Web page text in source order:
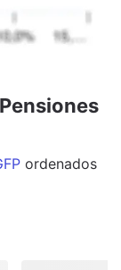
ordenados